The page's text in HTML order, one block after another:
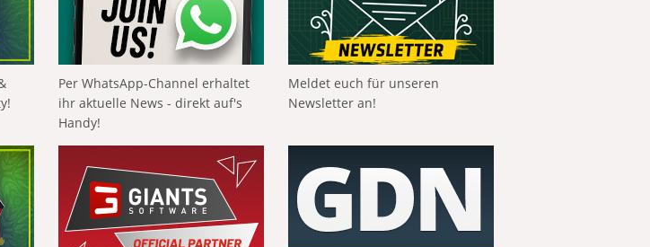
Per WhatsApp-Channel erhaltet
ihr aktuelle News - direkt auf's
Handy!
Meldet euch für unseren
Newsletter an!